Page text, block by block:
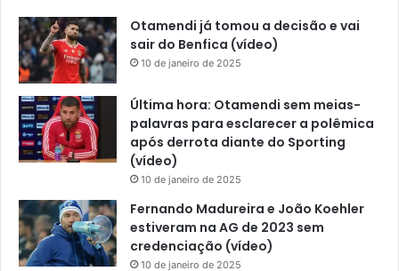
Otamendi já tomou a decisão e vai
sair do Benfica (vídeo)
10 de janeiro de 2025
Última hora: Otamendi sem meias-
palavras para esclarecer a polêmica
após derrota diante do Sporting
(vídeo)
10 de janeiro de 2025
Fernando Madureira e João Koehler
estiveram na AG de 2023 sem
credenciação (vídeo)
10 de janeiro de 2025